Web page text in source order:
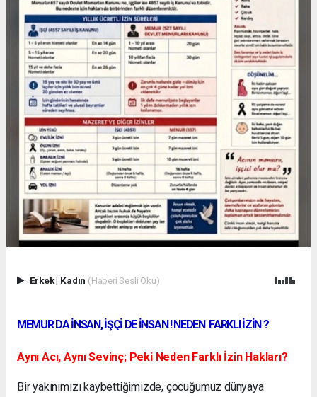
Erkek| Kadın (Haberi Sesli Oku)
MEMUR DA İNSAN, İŞÇİ DE İNSAN ! NEDEN FARKLI İZİN ?
Aynı Acı, Aynı Sevinç; Peki Neden Farklı İzin Hakları?
Bir yakınımızı kaybettiğimizde, çocuğumuz dünyaya